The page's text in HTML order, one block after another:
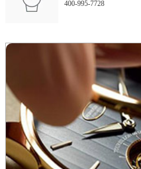
400-995-7728